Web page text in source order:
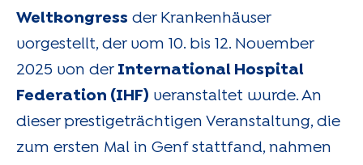
Weltkongress der Krankenhäuser
vorgestellt, der vom 10. bis 12. November
2025 von der International Hospital
Federation (IHF) veranstaltet wurde. An
dieser prestigeträchtigen Veranstaltung, die
zum ersten Mal in Genf stattfand, nahmen